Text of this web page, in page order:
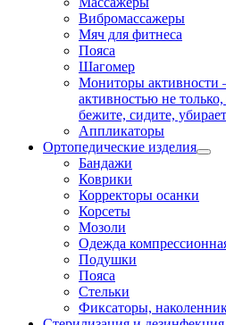
Вибромассажеры
Мяч для фитнеса
Пояса
Шагомер
Мониторы активности
активностью не
бежите, сидите,
Аппликаторы
Ортопедические изделия
Бандажи
Коврики
Корректоры осанки
Корсеты
Мозоли
Одежда
Подушки
Пояса
Стельки
Фиксаторы,